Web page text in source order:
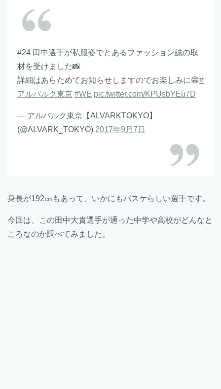
#24 田中選手が私服姿でとあるファッション誌の取
材を受けました📸
詳細はあらためてお知らせしますのでお楽しみに😁#
アルバルク東京 #WE pic.twitter.com/KPUsbYEu7D
— アルバルク東京【ALVARKTOKYO】
(@ALVARK_TOKYO) 2017年9月7日
身長が192㎝もあって、いかにもバスケらしい選手です。
今回は、この田中大貴選手が通った中学や高校がどんなと
ころなのか調べてみました。